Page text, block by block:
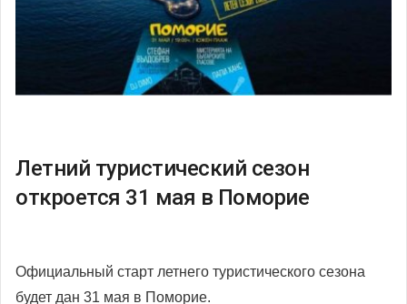
Летний туристический сезон
откроется 31 мая в Поморие
Официальный старт летнего туристического сезона
будет дан 31 мая в Поморие.